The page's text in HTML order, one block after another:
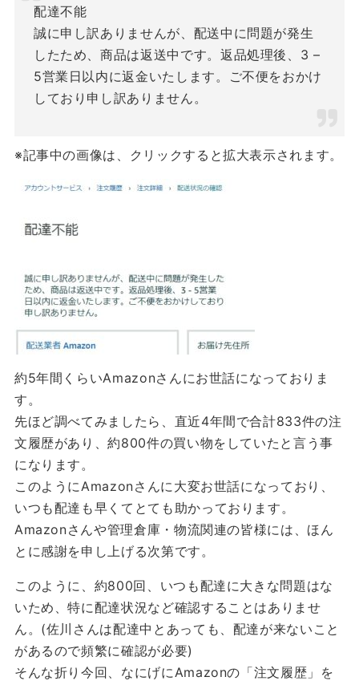
配達不能
誠に申し訳ありませんが、配送中に問題が発生
したため、商品は返送中です。返品処理後、3 –
5営業日以内に返金いたします。ご不便をおかけ
しており申し訳ありません。
※記事中の画像は、クリックすると拡大表示されます。
約5年間くらいAmazonさんにお世話になっておりま
す。
先ほど調べてみましたら、直近4年間で合計833件の注
文履歴があり、約800件の買い物をしていたと言う事
になります。
このようにAmazonさんに大変お世話になっており、
いつも配達も早くてとても助かっております。
Amazonさんや管理倉庫・物流関連の皆様には、ほん
とに感謝を申し上げる次第です。
このように、約800回、いつも配達に大きな問題はな
いため、特に配達状況など確認することはありませ
ん。(佐川さんは配達中とあっても、配達が来ないこと
があるので頻繁に確認が必要)
そんな折り今回、なにげにAmazonの「注文履歴」を